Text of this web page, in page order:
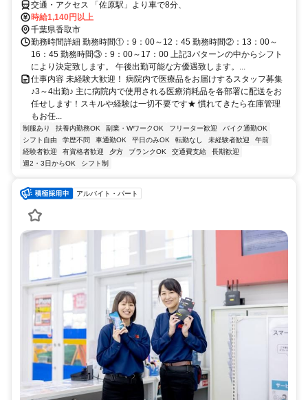
交通・アクセス 「佐原駅」より車で8分、
時給1,140円以上
千葉県香取市
勤務時間詳細 勤務時間①：9：00～12：45 勤務時間②：13：00～
16：45 勤務時間③：9：00～17：00 上記3パターンの中からシフト
により決定致します。 午後出勤可能な方優遇致します。...
仕事内容 未経験大歓迎！ 病院内で医療品をお届けするスタッフ募集
♪3～4出勤♪ 主に病院内で使用される医療消耗品を各部署に配送をお
任せします！スキルや経験は一切不要です★ 慣れてきたら在庫管理
もお任...
制服あり 扶養内勤務OK 副業・WワークOK フリーター歓迎
バイク通勤OK
シフト自由
学歴不問 車通勤OK 平日のみOK 転勤なし 未経験者歓迎
午前
経験者歓迎
有資格者歓迎 夕方 ブランクOK 交通費支給
長期歓迎
週2・3日からOK
シフト制
アルバイト・パート